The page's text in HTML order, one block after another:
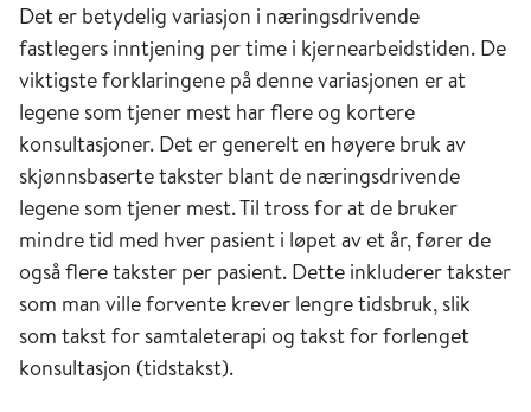
Det er betydelig variasjon i næringsdrivende
fastlegers inntjening per time i kjernearbeidstiden. De
viktigste forklaringene på denne variasjonen er at
legene som tjener mest har flere og kortere
konsultasjoner. Det er generelt en høyere bruk av
skjønnsbaserte takster blant de næringsdrivende
legene som tjener mest. Til tross for at de bruker
mindre tid med hver pasient i løpet av et år, fører de
også flere takster per pasient. Dette inkluderer takster
som man ville forvente krever lengre tidsbruk, slik
som takst for samtaleterapi og takst for forlenget
konsultasjon (tidstakst).